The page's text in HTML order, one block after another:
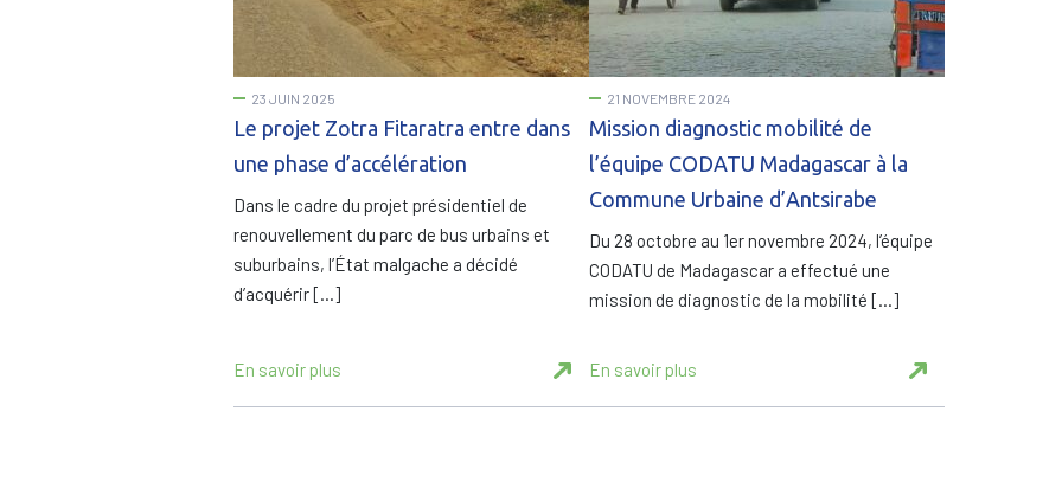
23 JUIN 2025
Le projet Zotra Fitaratra entre dans
une phase d’accélération
Dans le cadre du projet présidentiel de
renouvellement du parc de bus urbains et
suburbains, l’État malgache a décidé
d’acquérir […]
En savoir plus
21 NOVEMBRE 2024
Mission diagnostic mobilité de
l’équipe CODATU Madagascar à la
Commune Urbaine d’Antsirabe
Du 28 octobre au 1er novembre 2024, l’équipe
CODATU de Madagascar a effectué une
mission de diagnostic de la mobilité […]
En savoir plus